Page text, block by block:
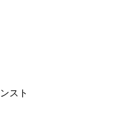
スト